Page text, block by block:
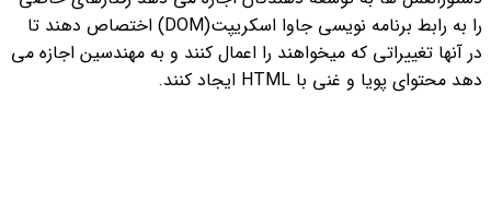
را به رابط برنامه نویسی جاوا اسکریپت(DOM) اختصاص دهند تا
در آنها تغییراتی که میخواهند را اعمال کنند و به مهندسین اجازه می
دهد محتوای پویا و غنی با HTML ایجاد کنند.